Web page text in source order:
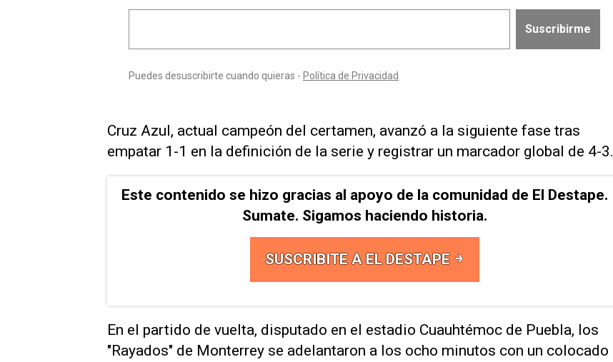
Cruz Azul, actual campeón del certamen, avanzó a la siguiente fase tras
empatar 1-1 en la definición de la serie y registrar un marcador global de 4-3.
Este contenido se hizo gracias al apoyo de la comunidad de El Destape.
Sumate. Sigamos haciendo historia.
SUSCRIBITE A EL DESTAPE
En el partido de vuelta, disputado en el estadio Cuauhtémoc de Puebla, los
"Rayados" de ​Monterrey se adelantaron a los ⁠ocho minutos con un colocado